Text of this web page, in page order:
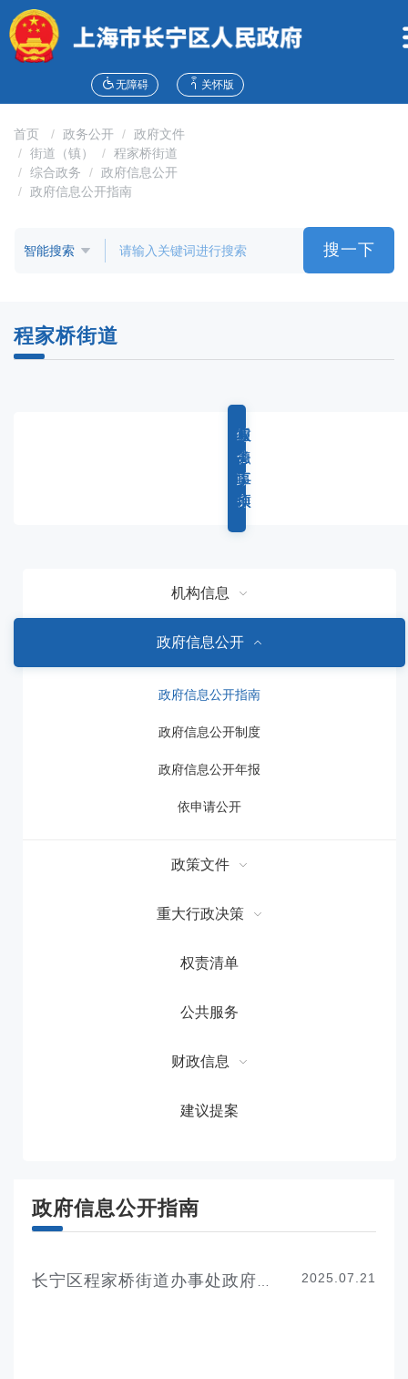
障
碍
说
无障碍 关怀版
首页 政务公开
政府文件
街道（镇）
程家桥街道
综合政务
政府信息公开
政府信息公开指南
搜一下
程家桥街道
综
合
政
务
重
点
工
作
权
力
事
项
服
务
事
项
机构信息
政府信息公开
政府信息公开指南
政府信息公开制度
政府信息公开年报
依申请公开
政策文件
重大行政决策
权责清单
公共服务
财政信息
建议提案
政府信息公开指南
2025.07.21